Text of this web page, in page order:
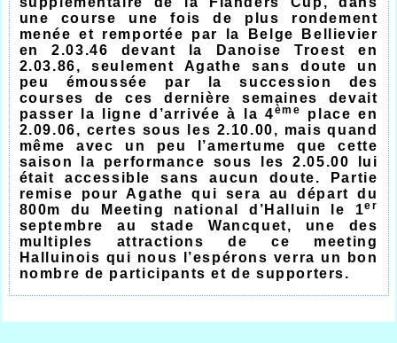
une course une fois de plus rondement
menée et remportée par la Belge Bellievier
en 2.03.46 devant la Danoise Troest en
2.03.86, seulement Agathe sans doute un
peu émoussée par la succession des
courses de ces dernière semaines devait
passer la ligne d’arrivée à la 4ème
place en
2.09.06, certes sous les 2.10.00, mais quand
même avec un peu l’amertume que cette
saison la performance sous les 2.05.00 lui
était accessible sans aucun doute. Partie
remise pour Agathe qui sera au départ du
800m du Meeting national d’Halluin le 1er
septembre au stade Wancquet, une des
multiples attractions de ce meeting
Halluinois qui nous l’espérons verra un bon
nombre de participants et de supporters.